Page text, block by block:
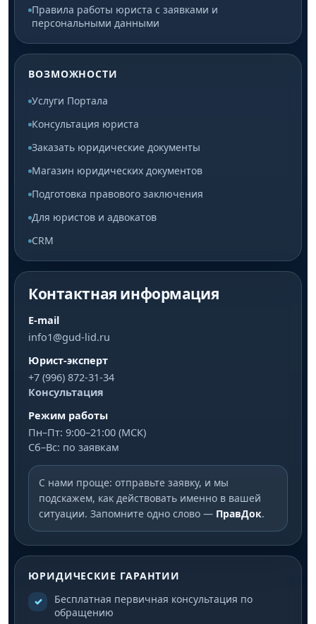
Правила работы юриста с заявками и
персональными данными
ВОЗМОЖНОСТИ
Услуги Портала
Консультация юриста
Заказать юридические документы
Магазин юридических документов
Подготовка правового заключения
Для юристов и адвокатов
CRM
Контактная информация
E-mail
info1@gud-lid.ru
Юрист-эксперт
+7 (996) 872-31-34
Консультация
Режим работы
Пн–Пт: 9:00–21:00 (МСК)
Сб–Вс: по заявкам
С нами проще: отправьте заявку, и мы
подскажем, как действовать именно в вашей
ситуации. Запомните одно слово — ПравДок.
ЮРИДИЧЕСКИЕ ГАРАНТИИ
✓
Бесплатная первичная консультация по
обращению